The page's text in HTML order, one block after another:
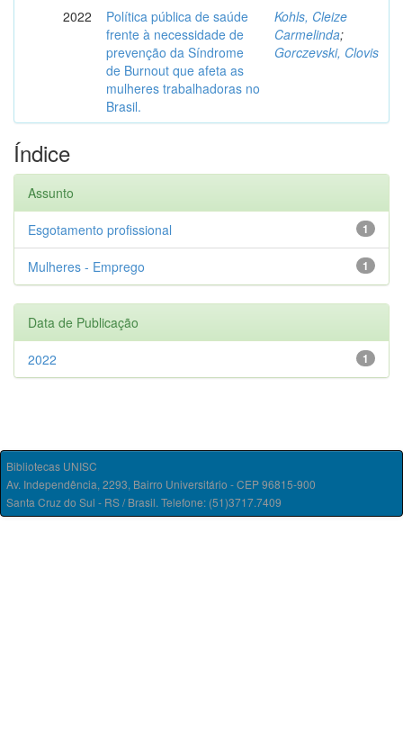
2022
Política pública de saúde
frente à necessidade de
prevenção da Síndrome
de Burnout que afeta as
mulheres trabalhadoras no
Brasil.
Kohls, Cleize
Carmelinda;
Gorczevski, Clovis
Índice
Assunto
1
Esgotamento profissional
1
Mulheres - Emprego
Data de Publicação
1
2022
Bibliotecas UNISC
Av. Independência, 2293, Bairro Universitário - CEP 96815-900
Santa Cruz do Sul - RS / Brasil. Telefone: (51)3717.7409